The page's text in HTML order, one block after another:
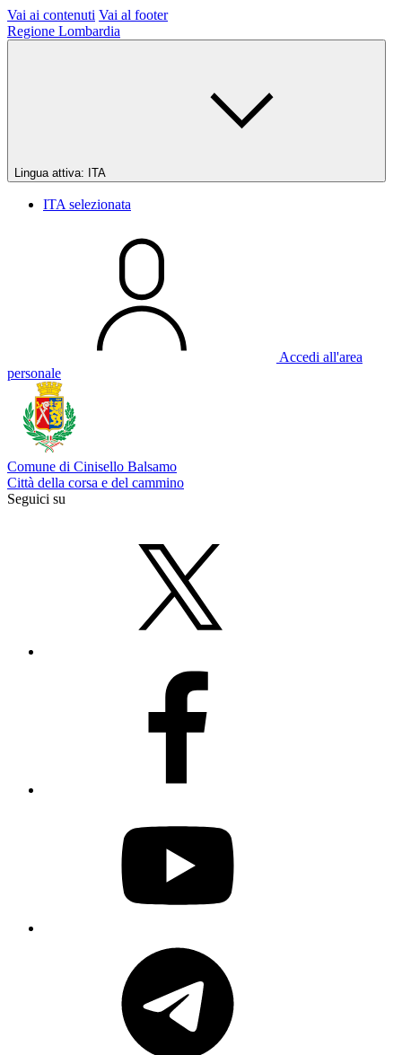
Vai ai contenuti Vai al footer
Regione Lombardia
Lingua attiva: ITA
ITA selezionata
Accedi all'area
personale
Comune di Cinisello Balsamo
Città della corsa e del cammino
Seguici su